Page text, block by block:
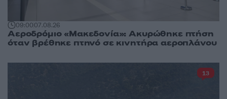
09:0007.08.26
Αεροδρόμιο «Μακεδονία»: Ακυρώθηκε πτήση
όταν βρέθηκε πτηνό σε κινητήρα αεροπλάνου
13